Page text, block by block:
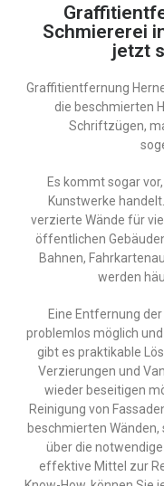
Schmiererei
jetzt
Graffitientfernung
die beschmierten
Schriftzügen,
Es kommt sogar
Kunstwerke
verzierte Wände für
öffentlichen
Bahnen,
werden
Eine Entfernung
problemlos möglich
gibt es praktikable
Verzierungen und
wieder beseitigen
Reinigung von
beschmierten Wänden,
über die
effektive Mittel zur